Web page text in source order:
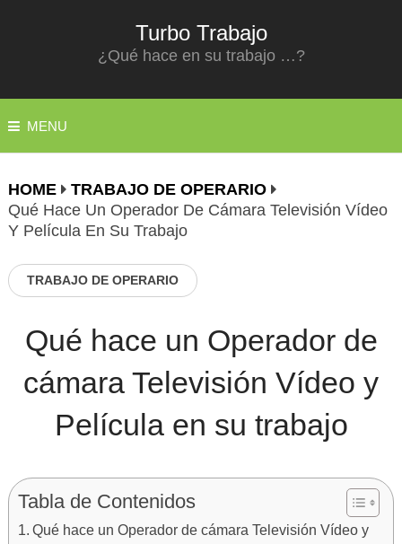
Turbo Trabajo
¿Qué hace en su trabajo …?
MENU
HOME
TRABAJO DE OPERARIO
Qué Hace Un Operador De Cámara Televisión Vídeo
Y Película En Su Trabajo
TRABAJO DE OPERARIO
Qué hace un Operador de
cámara Televisión Vídeo y
Película en su trabajo
Tabla de Contenidos
Qué hace un Operador de cámara Televisión Vídeo y